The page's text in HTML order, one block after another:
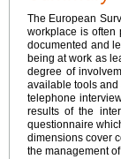
The European
workplace is often
documented and
being at work as
degree of
available tools and
telephone
results of the
questionnaire
dimensions cover
the management